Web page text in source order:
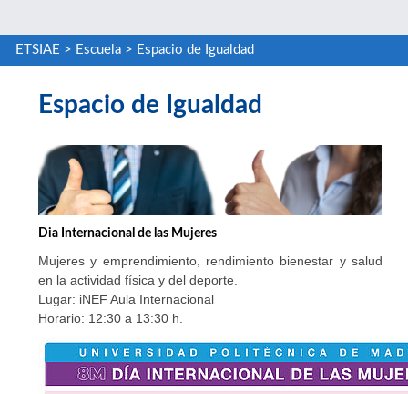
ETSIAE > Escuela> Espacio de Igualdad
Espacio de Igualdad
Dia Internacional de las Mujeres
Mujeres y emprendimiento, rendimiento bienestar y salud
en la actividad física y del deporte.
Lugar: iNEF Aula Internacional
Horario: 12:30 a 13:30 h.